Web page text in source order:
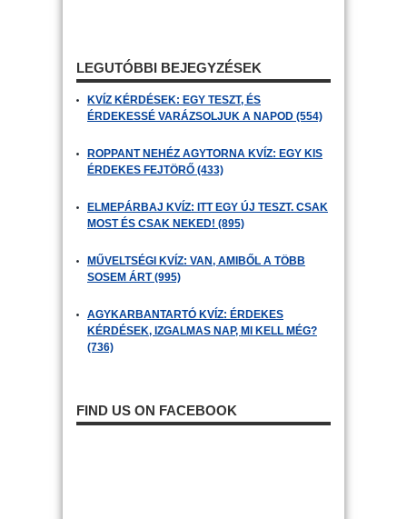
LEGUTÓBBI BEJEGYZÉSEK
KVÍZ KÉRDÉSEK: EGY TESZT, ÉS
ÉRDEKESSÉ VARÁZSOLJUK A NAPOD (554)
ROPPANT NEHÉZ AGYTORNA KVÍZ: EGY KIS
ÉRDEKES FEJTÖRŐ (433)
ELMEPÁRBAJ KVÍZ: ITT EGY ÚJ TESZT. CSAK
MOST ÉS CSAK NEKED! (895)
MŰVELTSÉGI KVÍZ: VAN, AMIBŐL A TÖBB
SOSEM ÁRT (995)
AGYKARBANTARTÓ KVÍZ: ÉRDEKES
KÉRDÉSEK, IZGALMAS NAP, MI KELL MÉG?
(736)
FIND US ON FACEBOOK